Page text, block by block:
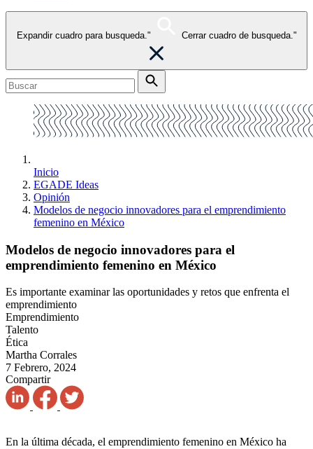
Expandir cuadro para busqueda." Cerrar cuadro de busqueda."
Inicio
EGADE Ideas
Opinión
Modelos de negocio innovadores para el emprendimiento
femenino en México
Modelos de negocio innovadores para el
emprendimiento femenino en México
Es importante examinar las oportunidades y retos que enfrenta el
emprendimiento
Emprendimiento
Talento
Ética
Martha Corrales
7 Febrero, 2024
Compartir
En la última década, el emprendimiento femenino en México ha